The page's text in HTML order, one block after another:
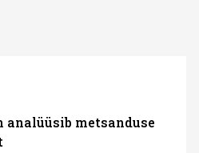
metsanduse